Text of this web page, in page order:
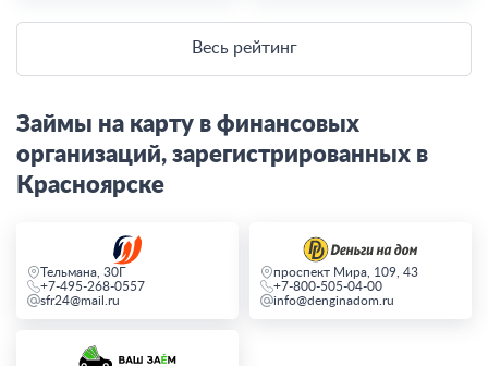
Весь рейтинг
Займы на карту в финансовых
организаций, зарегистрированных в
Красноярске
Тельмана, 30Г
+7-495-268-0557
sfr24@mail.ru
проспект Мира, 109, 43
+7-800-505-04-00
info@denginadom.ru